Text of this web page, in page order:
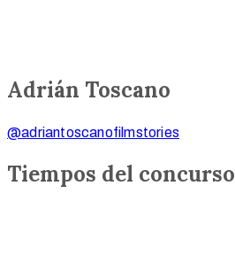
Adrián Toscano
@adriantoscanofilmstories
Tiempos del concurso